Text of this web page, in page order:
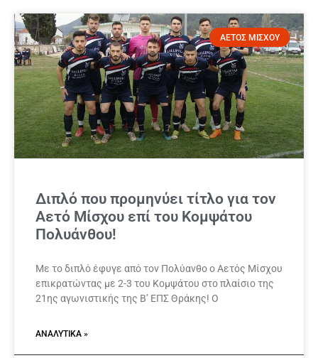
ΑΕΤΟΣ ΜΙΣΧΟΥ
Διπλό που προμηνύει τίτλο για τον
Αετό Μίσχου επί του Κομψάτου
Πολυάνθου!
Με το διπλό έφυγε από τον Πολύανθο ο Αετός Μίσχου
επικρατώντας με 2-3 του Κομψάτου στο πλαίσιο της
21ης αγωνιστικής της Β’ ΕΠΣ Θράκης! Ο
ΑΝΑΛΥΤΙΚΆ »